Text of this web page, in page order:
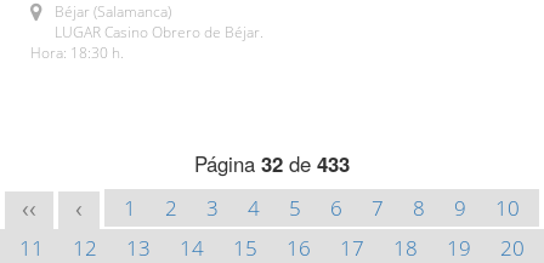
Béjar (Salamanca)
LUGAR Casino Obrero de Béjar.
Hora: 18:30 h.
Página 32 de 433
<< < 1 2 3 4 5 6 7 8 9
10
11
12 13 14 15 16 17 18 19
20